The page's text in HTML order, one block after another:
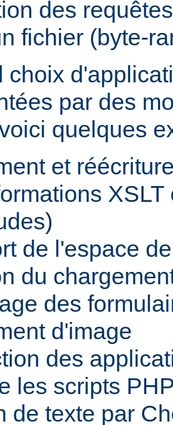
des
fichier (byte-
choix
par des
quelques
et
de l'espace
du
des
d'image
des
les scripts
de texte par